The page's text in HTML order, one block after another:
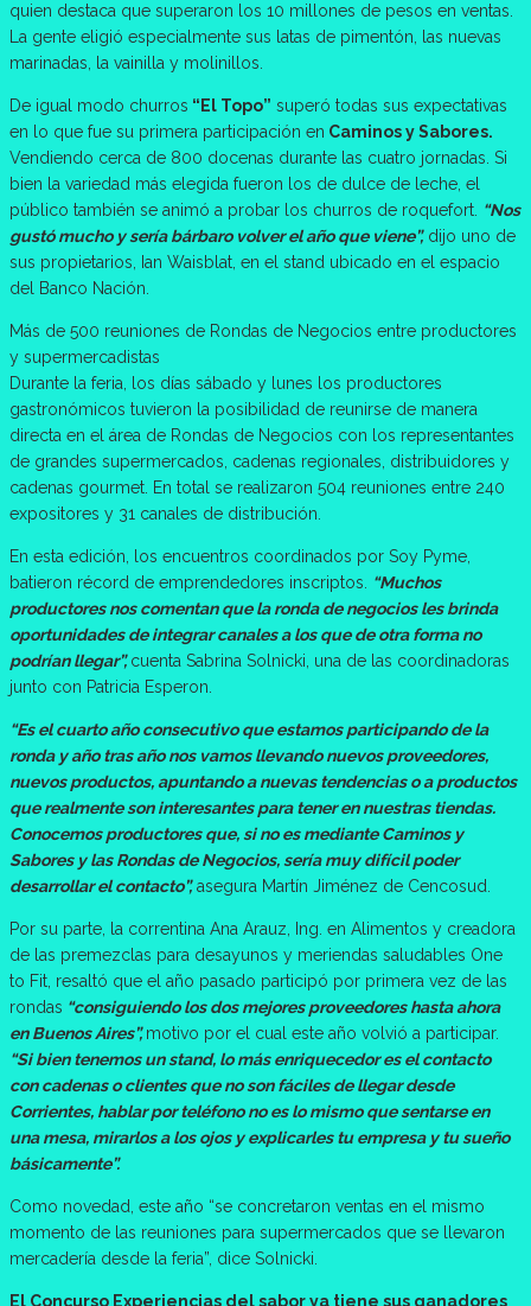
quien destaca que superaron los 10 millones de pesos en ventas.
La gente eligió especialmente sus latas de pimentón, las nuevas
marinadas, la vainilla y molinillos.
De igual modo churros “El Topo” superó todas sus expectativas
en lo que fue su primera participación en Caminos y Sabores.
Vendiendo cerca de 800 docenas durante las cuatro jornadas. Si
bien la variedad más elegida fueron los de dulce de leche, el
público también se animó a probar los churros de roquefort. “Nos
gustó mucho y sería bárbaro volver el año que viene”,dijo uno de
sus propietarios, Ian Waisblat, en el stand ubicado en el espacio
del Banco Nación.
Más de 500 reuniones de Rondas de Negocios entre productores
y supermercadistas
Durante la feria, los días sábado y lunes los productores
gastronómicos tuvieron la posibilidad de reunirse de manera
directa en el área de Rondas de Negocios con los representantes
de grandes supermercados, cadenas regionales, distribuidores y
cadenas gourmet. En total se realizaron 504 reuniones entre 240
expositores y 31 canales de distribución.
En esta edición, los encuentros coordinados por Soy Pyme,
batieron récord de emprendedores inscriptos. “Muchos
productores nos comentan que la ronda de negocios les brinda
oportunidades de integrar canales a los que de otra forma no
podrían llegar”,cuenta Sabrina Solnicki, una de las coordinadoras
junto con Patricia Esperon.
“Es el cuarto año consecutivo que estamos participando de la
ronda y año tras año nos vamos llevando nuevos proveedores,
nuevos productos, apuntando a nuevas tendencias o a productos
que realmente son interesantes para tener en nuestras tiendas.
Conocemos productores que, si no es mediante Caminos y
Sabores y las Rondas de Negocios, sería muy difícil poder
desarrollar el contacto”,asegura Martín Jiménez de Cencosud.
Por su parte, la correntina Ana Arauz, Ing. en Alimentos y creadora
de las premezclas para desayunos y meriendas saludables One
to Fit, resaltó que el año pasado participó por primera vez de las
rondas “consiguiendo los dos mejores proveedores hasta ahora
en Buenos Aires”,motivo por el cual este año volvió a participar.
“Si bien tenemos un stand, lo más enriquecedor es el contacto
con cadenas o clientes que no son fáciles de llegar desde
Corrientes, hablar por teléfono no es lo mismo que sentarse en
una mesa, mirarlos a los ojos y explicarles tu empresa y tu sueño
básicamente”.
Como novedad, este año “se concretaron ventas en el mismo
momento de las reuniones para supermercados que se llevaron
mercadería desde la feria”, dice Solnicki.
El Concurso Experiencias del sabor ya tiene sus ganadores